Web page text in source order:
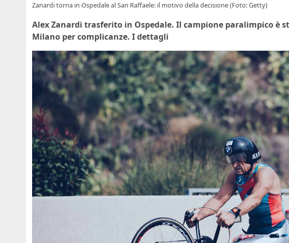
Zanardi torna in Ospedale al San Raffaele: il motivo della decisione (Foto: Getty)
Alex Zanardi trasferito in Ospedale. Il campione paralimpico è
Milano per complicanze. I dettagli